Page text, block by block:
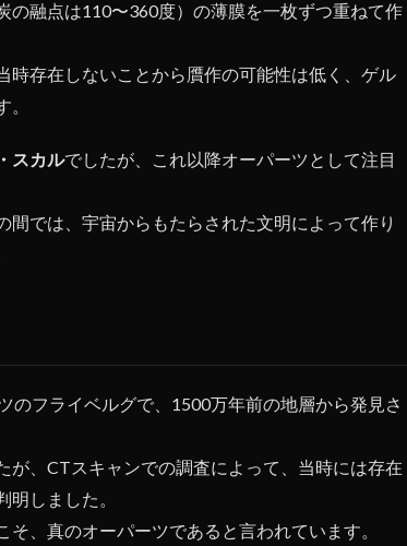
の融点は110〜360度）の薄膜を一枚ずつ重ねて作
時存在しないことから贋作の可能性は低く、ゲル
スカルでしたが、これ以降オーパーツとして注目
では、宇宙からもたらされた文明によって作り
のフライベルグで、1500万年前の地層から発見さ
、CTスキャンでの調査によって、当時には存在
しました。
、 真のオーパーツであると言われています